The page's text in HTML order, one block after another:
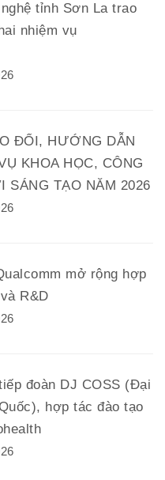
tỉnh Sơn La trao
nhiệm vụ
ĐỔI, HƯỚNG DẪN
KHOA HỌC, CÔNG
SÁNG TẠO NĂM 2026
mở rộng hợp
R&D
đoàn DJ COSS (Đại
hợp tác đào tạo